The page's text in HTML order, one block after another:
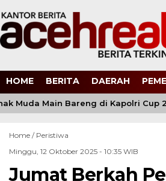
HOME BERITA DAERAH
Muda Main Bareng di Kapolri Cup
Home / Peristiwa
Minggu, 12 Oktober 2025 - 10:35 WIB
Jumat Berkah